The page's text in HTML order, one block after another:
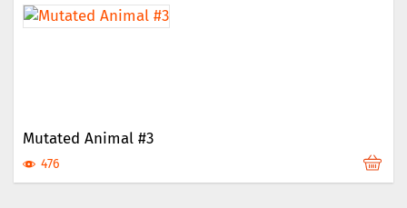
Mutated Animal #3
476